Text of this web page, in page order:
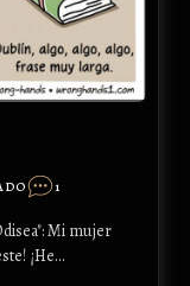
1
Mi mujer
¡He…